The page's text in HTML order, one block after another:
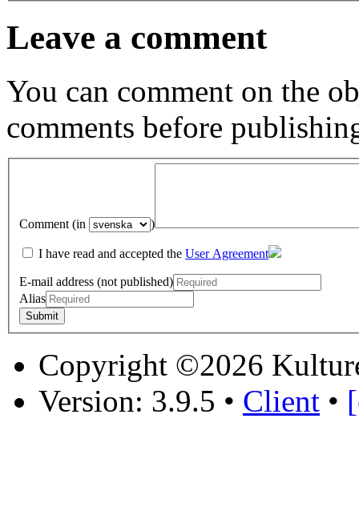
Leave a comment
You can comment on the
comments before
Comment (in )
I have read and accepted the User Agreement
E-mail address (not published)
Alias
Copyright ©2026
Version: 3.9.5 • Client •